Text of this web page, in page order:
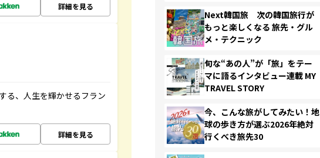
詳細を見る
る、人生を輝かせるフラン
詳細を見る
Next韓国旅 次の韓国旅行が
もっと楽しくなる 旅先・グル
メ・テクニック
旬な“あの人”が「旅」をテー
マに語るインタビュー連載 MY
TRAVEL STORY
今、こんな旅がしてみたい！地
球の歩き方が選ぶ2026年絶対
行くべき旅先30